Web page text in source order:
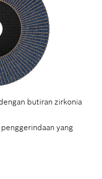
butiran zirkonia
yang